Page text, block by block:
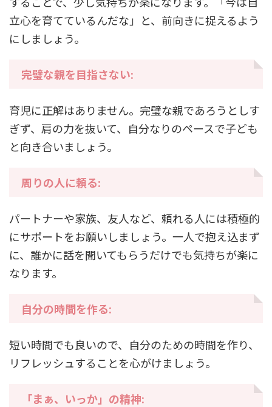
立心を育てているんだな」と、前向きに捉えるよう
にしましょう。
完璧な親を目指さない:
育児に正解はありません。完璧な親であろうとしす
ぎず、肩の力を抜いて、自分なりのペースで子ども
と向き合いましょう。
周りの人に頼る:
パートナーや家族、友人など、頼れる人には積極的
にサポートをお願いしましょう。一人で抱え込まず
に、誰かに話を聞いてもらうだけでも気持ちが楽に
なります。
自分の時間を作る:
短い時間でも良いので、自分のための時間を作り、
リフレッシュすることを心がけましょう。
「まぁ、いっか」の精神: